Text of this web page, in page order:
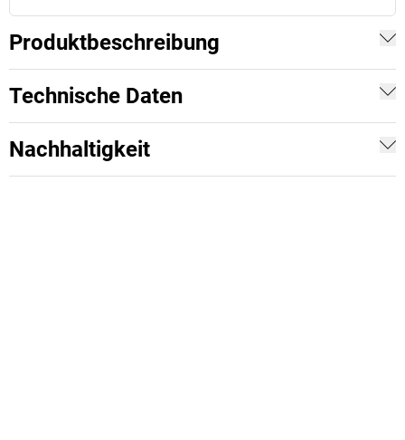
Produktbeschreibung
Technische Daten
Nachhaltigkeit